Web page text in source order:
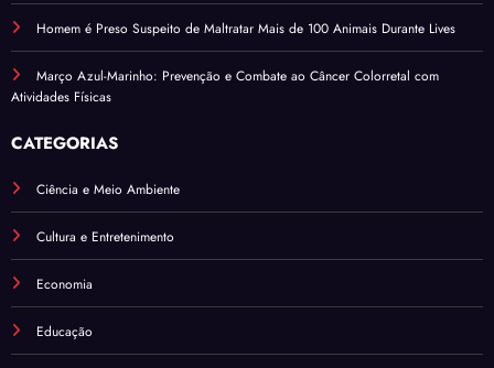
Homem é Preso Suspeito de Maltratar Mais de 100 Animais Durante Lives
Março Azul-Marinho: Prevenção e Combate ao Câncer Colorretal com
Atividades Físicas
CATEGORIAS
Ciência e Meio Ambiente
Cultura e Entretenimento
Economia
Educação